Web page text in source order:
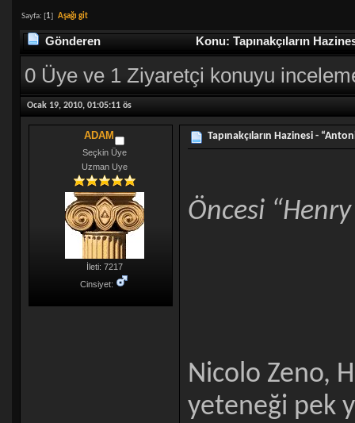
Sayfa: [1] Aşağı git
Gönderen Konu: Tapınakçıların
0 Üye ve 1 Ziyaretçi konuyu
Ocak 19, 2010, 01:05:11 ös
ADAM
Seçkin Üye
Uzman Uye
İleti: 7217
Cinsiyet:
Tapınakçıların Hazinesi -
Öncesi
Nicolo Zeno,
yeteneği pek